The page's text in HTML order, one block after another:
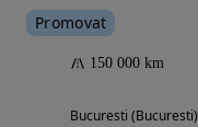
Promovat
150 000 km
Bucuresti (Bucuresti)